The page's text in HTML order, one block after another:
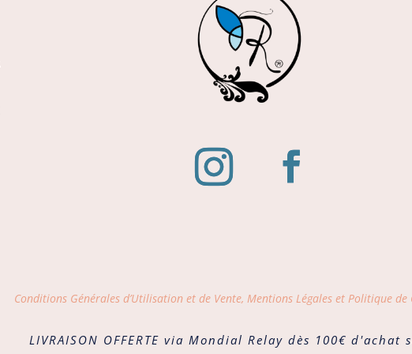
Conditions Générales d’Utilisation et de Vente, Mentions Légales et Politique
LIVRAISON OFFERTE via Mondial Relay dès 100€ d'achat